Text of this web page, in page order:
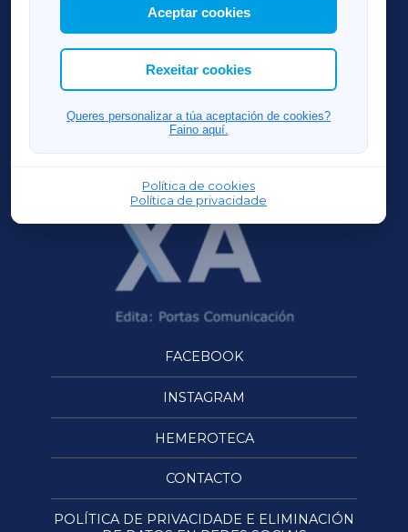
Así mesmo, podes personalizar a elección das
cookies que desexas permitir.
Aceptar cookies
Rexeitar cookies
Queres personalizar a túa aceptación de cookies?
Faino aquí.
Política de cookies
Política de privacidade
RIBEIRASACRAXA
ACORUÑAXA
FERROLXA
OURENSEXA
FACEBOOK
INSTAGRAM
HEMEROTECA
CONTACTO
POLÍTICA DE PRIVACIDADE E ELIMINACIÓN